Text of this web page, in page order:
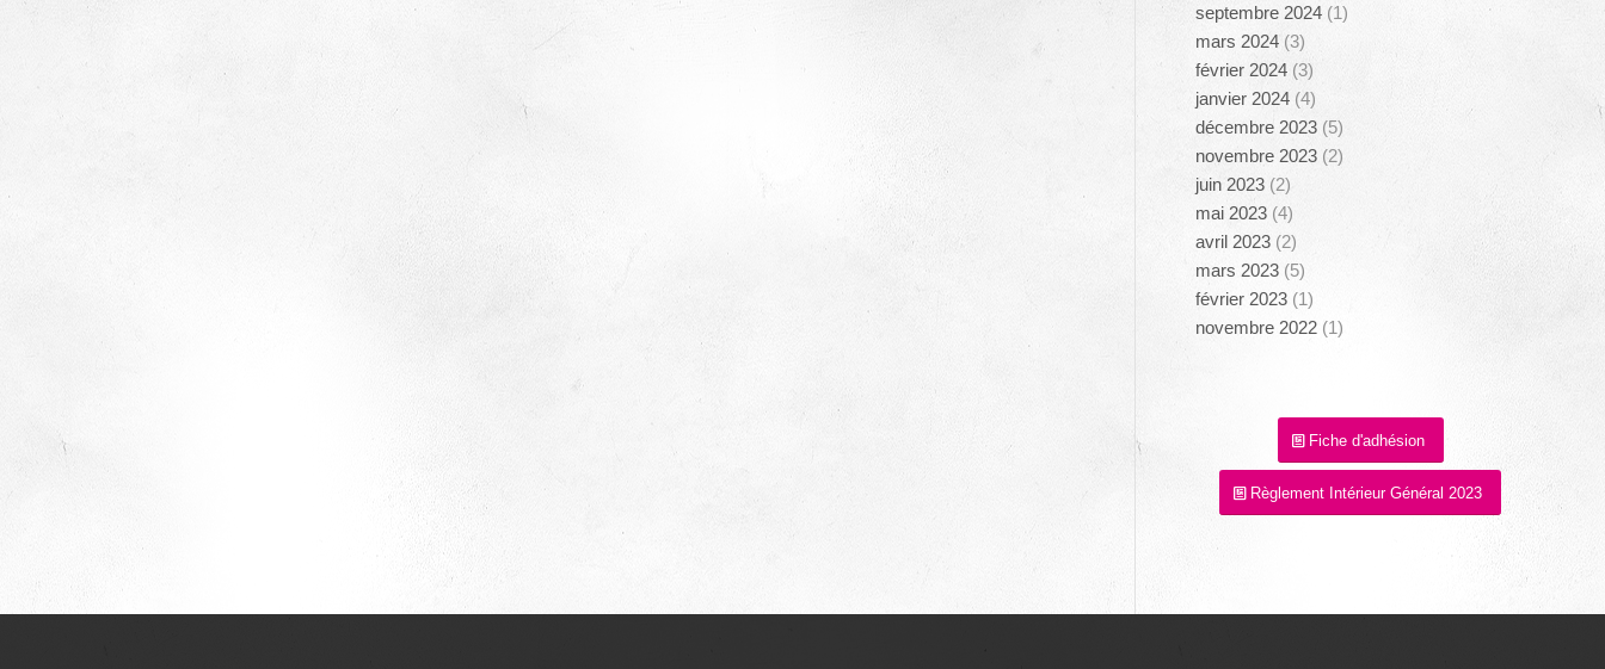
septembre 2024 (1)
mars 2024 (3)
février 2024 (3)
janvier 2024 (4)
décembre 2023 (5)
novembre 2023 (2)
juin 2023 (2)
mai 2023 (4)
avril 2023 (2)
mars 2023 (5)
février 2023 (1)
novembre 2022 (1)
Fiche d'adhésion
Règlement Intérieur Général 2023